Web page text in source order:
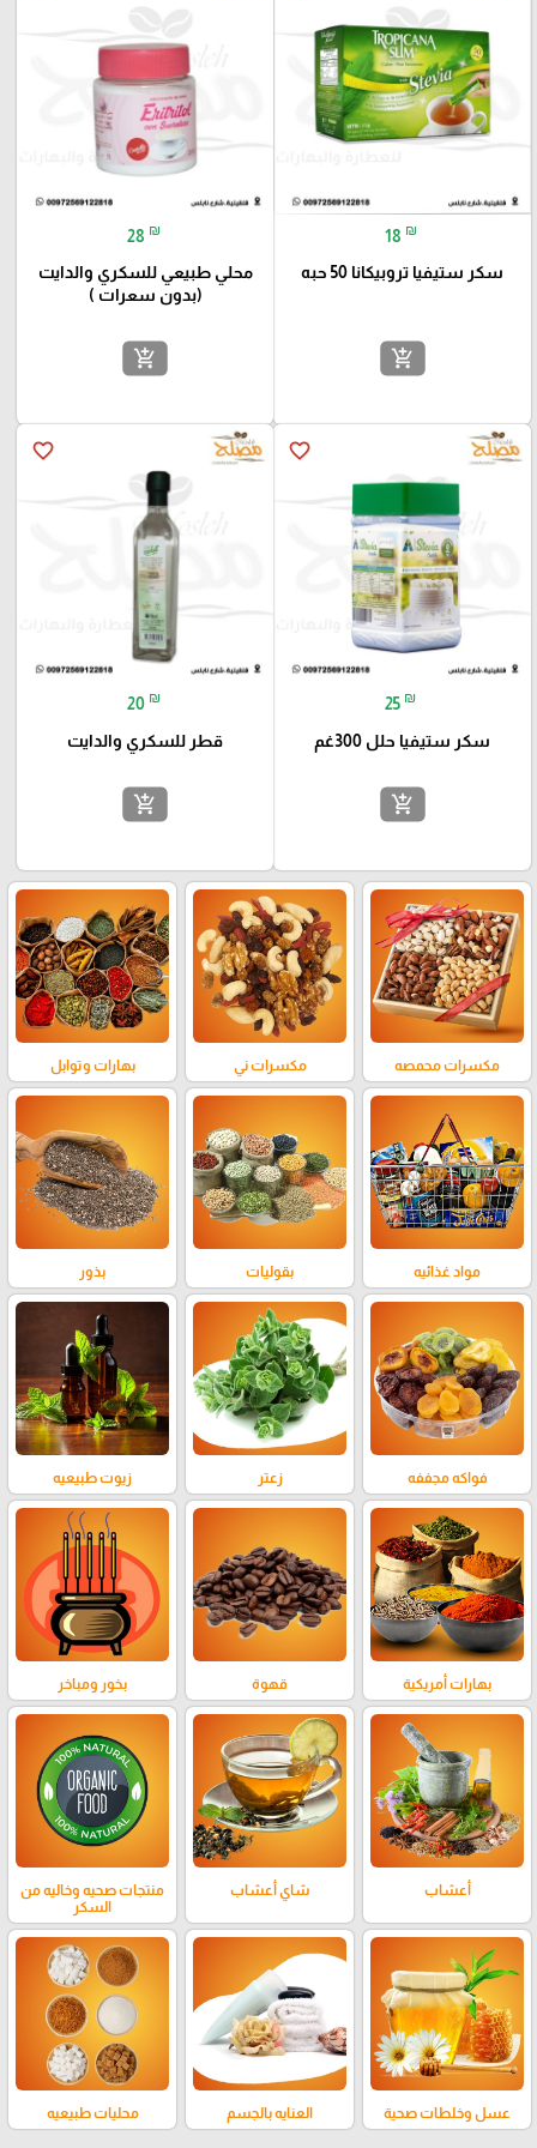
18 ₪
سكر ستيفيا تروبيكانا 50 حبه
add_shopping_cart
28 ₪
محلي طبيعي للسكري والدايت
(بدون سعرات )
add_shopping_cart
favorite_border
25 ₪
سكر ستيفيا حلل 300غم
add_shopping_cart
favorite_border
20 ₪
قطر للسكري والدايت
add_shopping_cart
مكسرات محمصه مكسرات ني بهارات وتوابل
مواد غذائيه بقوليات بذور
فواكه مجففه زعتر زيوت طبيعيه
بهارات أمريكية قهوة بخور ومباخر
أعشاب شاي أعشاب
منتجات صحيه وخاليه من
السكر
عسل وخلطات صحية العنايه بالجسم محليات طبيعيه